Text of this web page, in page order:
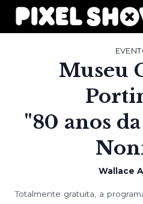
Museu
"80 anos
Wallace
Totalmente gratuita, a